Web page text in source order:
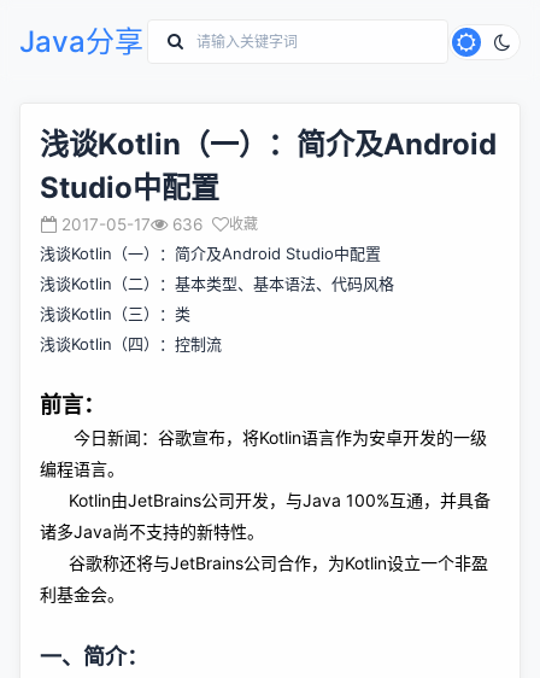
Java分享
浅谈Kotlin（一）：简介及Android
Studio中配置
2017-05-17 636 收藏
浅谈Kotlin（一）：简介及Android Studio中配置
浅谈Kotlin（二）：基本类型、基本语法、代码风格
浅谈Kotlin（三）：类
浅谈Kotlin（四）：控制流
前言：
今日新闻：谷歌宣布，将Kotlin语言作为安卓开发的一级
编程语言。
Kotlin由JetBrains公司开发，与Java 100%互通，并具备
诸多Java尚不支持的新特性。
谷歌称还将与JetBrains公司合作，为Kotlin设立一个非盈
利基金会。
一、简介：